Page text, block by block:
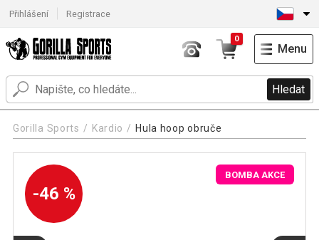
Přihlášení Registrace
Hledat
0
Menu
Gorilla Sports Kardio Hula hoop obruče
-46 %
BOMBA AKCE